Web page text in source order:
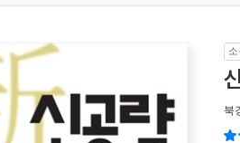
북